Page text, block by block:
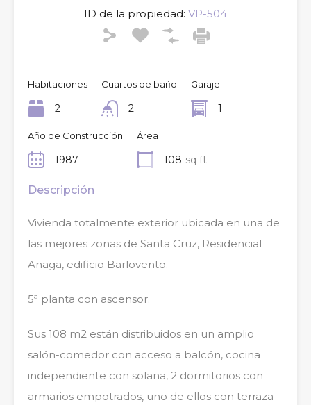
ID de la propiedad: VP-504
Habitaciones
2
Cuartos de baño
2
Garaje
1
Año de Construcción
1987
Área
108 sq ft
Descripción
Vivienda totalmente exterior ubicada en una de
las mejores zonas de Santa Cruz, Residencial
Anaga, edificio Barlovento.
5ª planta con ascensor.
Sus 108 m2 están distribuidos en un amplio
salón-comedor con acceso a balcón, cocina
independiente con solana, 2 dormitorios con
armarios empotrados, uno de ellos con terraza-